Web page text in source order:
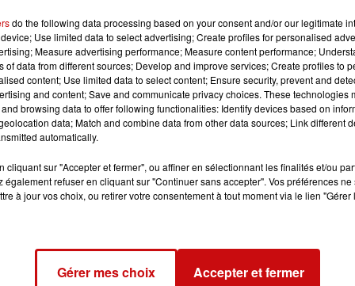
soin de retirer les graines. Peler et couper en
pommes de terre et le potimarron dans 2 c-à-s d’huile.
ajuster l’assaisonnement en sel et poivre. Ajouter un
et la ciboulette hachée au moment de servir.
do the following data processing based on your consent and/or our legitimate
Use limited data to select advertising; Create profiles for personalised
Measure advertising performance; Measure content performance;
of data from different sources; Develop and improve services; Create profiles to
content; Use limited data to select content; Ensure security, prevent and
and content; Save and communicate privacy choices. These technologies
browsing data to offer following functionalities: Identify devices based on
data; Match and combine data from other data sources; Link different
automatically.
cliquant sur "Accepter et fermer", ou affiner en sélectionnant les finalités et/ou
également refuser en cliquant sur "Continuer sans accepter". Vos préférences
à jour vos choix, ou retirer votre consentement à tout moment via le lien
Gérer mes choix Accepter et fermer